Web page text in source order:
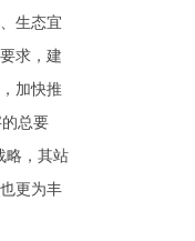
生态宜
求，建
加快推
总要
略，其站
更为丰